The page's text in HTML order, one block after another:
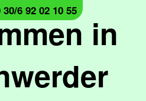
in
6 92 02 10 55